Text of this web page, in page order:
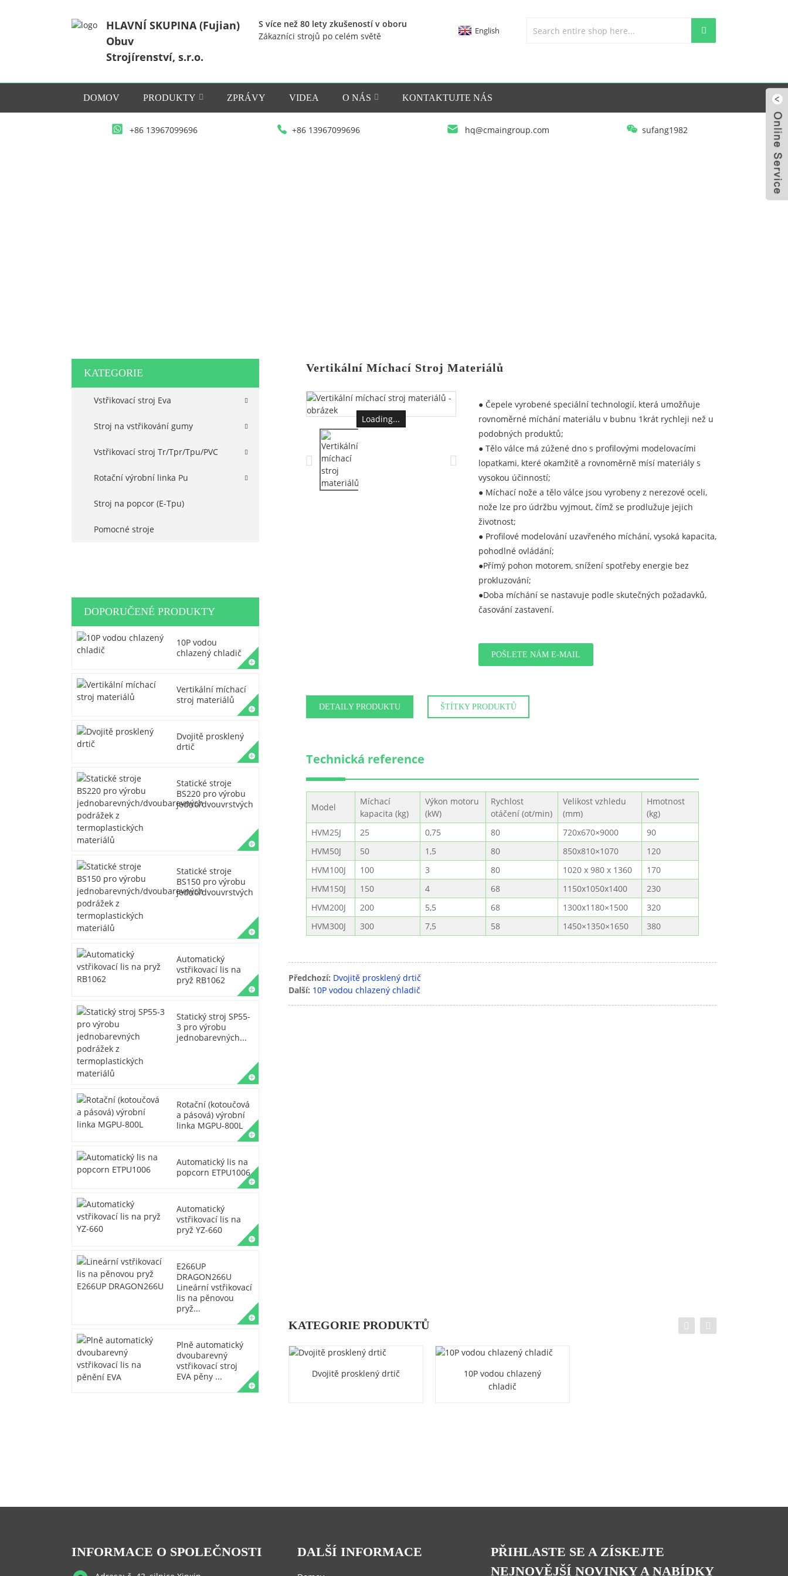
HLAVNÍ SKUPINA (Fujian)
Obuv
Strojírenství, s.r.o.
S více než 80 lety zkušeností v oboru
Zákazníci strojů po celém světě
English
DOMOV PRODUKTY ZPRÁVY VIDEA O NÁS KONTAKTUJTE NÁS
+86 13967099696 +86 13967099696 hq@cmaingroup.com sufang1982
KATEGORIE
Vstřikovací stroj Eva
Stroj na vstřikování gumy
Vstřikovací stroj Tr/Tpr/Tpu/PVC
Rotační výrobní linka Pu
Stroj na popcor (E-Tpu)
Pomocné stroje
DOPORUČENÉ PRODUKTY
10P vodou
chlazený chladič
Vertikální míchací
stroj materiálů
Dvojitě prosklený
drtič
Statické stroje
BS220 pro výrobu
jedno/dvouvrstvých...
Statické stroje
BS150 pro výrobu
jedno/dvouvrstvých...
Automatický
vstřikovací lis na
pryž RB1062
Statický stroj SP55-
3 pro výrobu
jednobarevných...
Rotační (kotoučová
a pásová) výrobní
linka MGPU-800L
Automatický lis na
popcorn ETPU1006
Automatický
vstřikovací lis na
pryž YZ-660
E266UP
DRAGON266U
Lineární vstřikovací
lis na pěnovou
pryž...
Plně automatický
dvoubarevný
vstřikovací stroj
EVA pěny ...
Vertikální Míchací Stroj Materiálů
Loading...
● Čepele vyrobené speciální technologií, která umožňuje
rovnoměrné míchání materiálu v bubnu 1krát rychleji než u
podobných produktů;
● Tělo válce má zúžené dno s profilovými modelovacími
lopatkami, které okamžitě a rovnoměrně mísí materiály s
vysokou účinností;
● Míchací nože a tělo válce jsou vyrobeny z nerezové oceli,
nože lze pro údržbu vyjmout, čímž se prodlužuje jejich
životnost;
● Profilové modelování uzavřeného míchání, vysoká kapacita,
pohodlné ovládání;
●Přímý pohon motorem, snížení spotřeby energie bez
prokluzování;
●Doba míchání se nastavuje podle skutečných požadavků,
časování zastavení.
POŠLETE NÁM E-MAIL
DETAILY PRODUKTU ŠTÍTKY PRODUKTŮ
Technická reference
Model
Míchací
kapacita (kg)
Výkon motoru
(kW)
Rychlost
otáčení (ot/min)
Velikost vzhledu
(mm)
Hmotnost
(kg)
HVM25J
25 0,75 80 720x670×9000
90
HVM50J
50 1,5 80 850x810×1070
120
HVM100J
100 3 80 1020 x 980 x 1360
170
HVM150J
150 4 68 1150x1050x1400
230
HVM200J
200 5,5 68 1300x1180×1500
320
HVM300J
300 7,5 58 1450×1350×1650 380
Předchozí: Dvojitě prosklený drtič
Další: 10P vodou chlazený chladič
KATEGORIE PRODUKTŮ
Dvojitě prosklený drtič
10P vodou chlazený
chladič
INFORMACE O SPOLEČNOSTI DALŠÍ INFORMACE
PŘIHLASTE SE A ZÍSKEJTE
NEJNOVĚJŠÍ NOVINKY A NABÍDKY